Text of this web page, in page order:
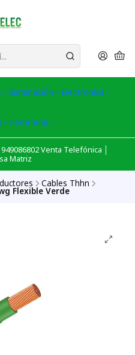
Iluminación Electronica
Ferreteria
Venta Telefónica │
Matriz
Cables Thhn
Flexible Verde